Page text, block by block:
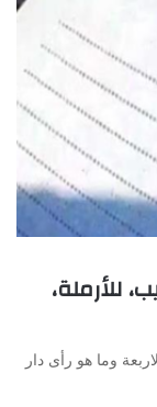
للأرملة،
وما هو رأى دار